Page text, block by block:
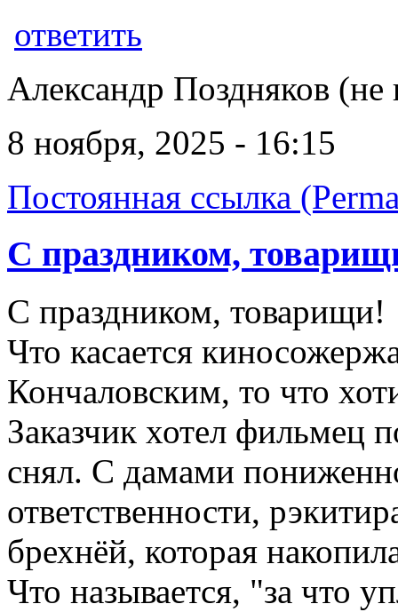
ответить
Александр Поздняков (не
8 ноября, 2025 - 16:15
Постоянная ссылка
С праздником,
С праздником, товарищи!
Что касается
Кончаловским, то что
Заказчик хотел фильмец
снял. С дамами
ответственности,
брехнёй, которая
Что называется, "за что